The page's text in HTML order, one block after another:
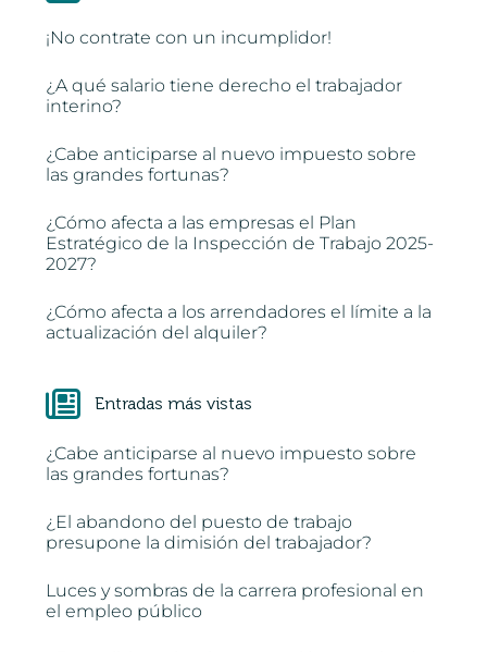
¡No contrate con un incumplidor!
¿A qué salario tiene derecho el trabajador
interino?
¿Cabe anticiparse al nuevo impuesto sobre
las grandes fortunas?
¿Cómo afecta a las empresas el Plan
Estratégico de la Inspección de Trabajo 2025-
2027?
¿Cómo afecta a los arrendadores el límite a la
actualización del alquiler?
Entradas más vistas
¿Cabe anticiparse al nuevo impuesto sobre
las grandes fortunas?
¿El abandono del puesto de trabajo
presupone la dimisión del trabajador?
Luces y sombras de la carrera profesional en
el empleo público